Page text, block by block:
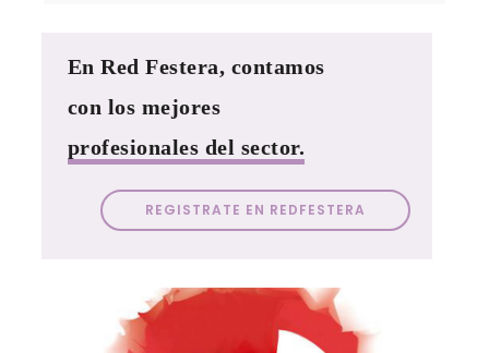
En Red Festera, contamos
con los mejores
profesionales del sector.
REGISTRATE EN REDFESTERA